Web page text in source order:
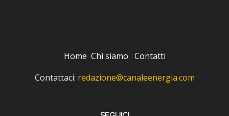
Home Chi siamo Contatti
Contattaci: redazione@canaleenergia.com